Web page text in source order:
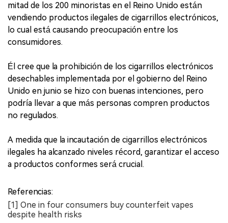
mitad de los 200 minoristas en el Reino Unido están
vendiendo productos ilegales de cigarrillos electrónicos,
lo cual está causando preocupación entre los
consumidores.
Él cree que la prohibición de los cigarrillos electrónicos
desechables implementada por el gobierno del Reino
Unido en junio se hizo con buenas intenciones, pero
podría llevar a que más personas compren productos
no regulados.
A medida que la incautación de cigarrillos electrónicos
ilegales ha alcanzado niveles récord, garantizar el acceso
a productos conformes será crucial.
Referencias:
[1] One in four consumers buy counterfeit vapes
despite health risks